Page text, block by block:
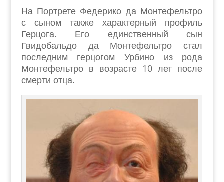
На Портрете Федерико да Монтефельтро
с сыном также характерный профиль
Герцога. Его единственный сын
Гвидобальдо да Монтефельтро стал
последним герцогом Урбино из рода
Монтефельтро в возрасте 10 лет после
смерти отца.